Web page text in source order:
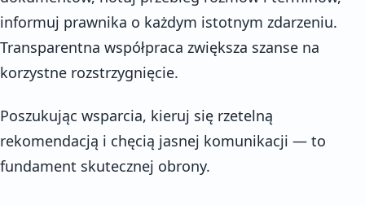
informuj prawnika o każdym istotnym zdarzeniu.
Transparentna współpraca zwiększa szanse na
korzystne rozstrzygnięcie.
Poszukując wsparcia, kieruj się rzetelną
rekomendacją i chęcią jasnej komunikacji — to
fundament skutecznej obrony.